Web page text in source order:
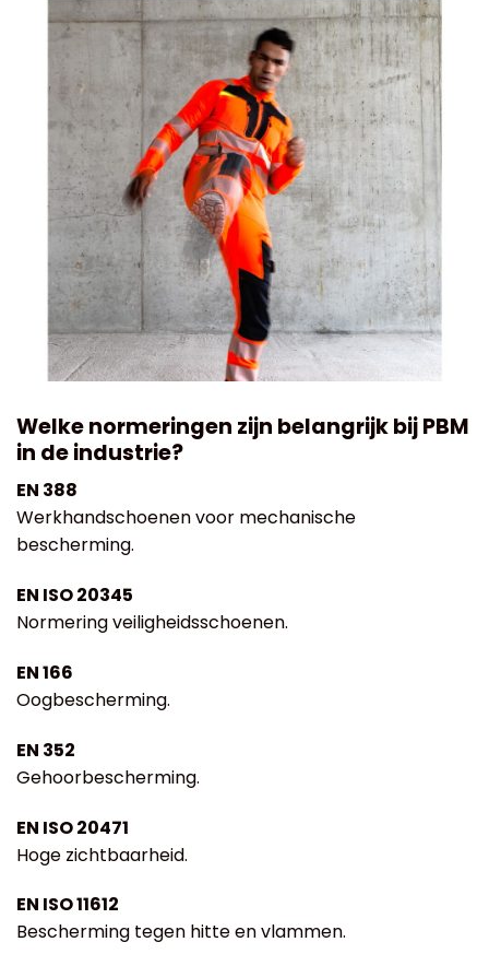
Welke normeringen zijn belangrijk bij PBM
in de industrie?
EN 388
Werkhandschoenen voor mechanische
bescherming.
EN ISO 20345
Normering veiligheidsschoenen.
EN 166
Oogbescherming.
EN 352
Gehoorbescherming.
EN ISO 20471
Hoge zichtbaarheid.
EN ISO 11612
Bescherming tegen hitte en vlammen.